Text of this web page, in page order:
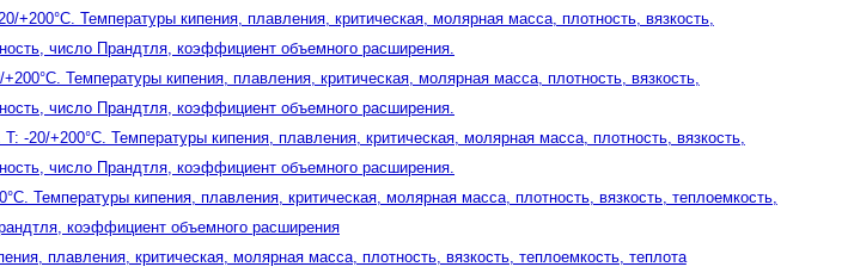
+200°C. Температуры кипения, плавления, критическая, молярная масса, плотность, вязкость,
число Прандтля, коэффициент объемного расширения.
Температуры кипения, плавления, критическая, молярная масса, плотность, вязкость,
число Прандтля, коэффициент объемного расширения.
-20/+200°C. Температуры кипения, плавления, критическая, молярная масса, плотность, вязкость,
число Прандтля, коэффициент объемного расширения.
Температуры кипения, плавления, критическая, молярная масса, плотность, вязкость, теплоемкость,
коэффициент объемного расширения
плавления, критическая, молярная масса, плотность, вязкость, теплоемкость, теплота